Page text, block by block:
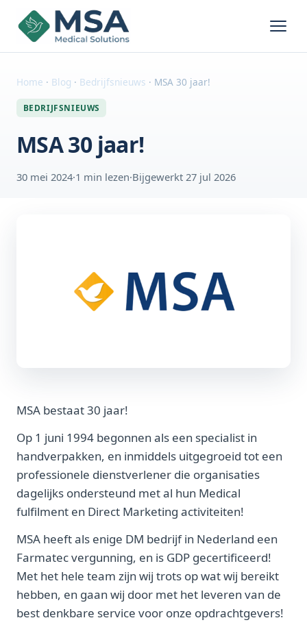
Home · Blog · Bedrijfsnieuws · MSA 30 jaar!
BEDRIJFSNIEUWS
MSA 30 jaar!
30 mei 2024·1 min lezen·Bijgewerkt 27 jul 2026
MSA bestaat 30 jaar!
Op 1 juni 1994 begonnen als een specialist in
handverpakken, en inmiddels uitgegroeid tot een
professionele dienstverlener die organisaties
dagelijks ondersteund met al hun Medical
fulfilment en Direct Marketing activiteiten!
MSA heeft als enige DM bedrijf in Nederland een
Farmatec vergunning, en is GDP gecertificeerd!
Met het hele team zijn wij trots op wat wij bereikt
hebben, en gaan wij door met het leveren van de
best denkbare service voor onze opdrachtgevers!